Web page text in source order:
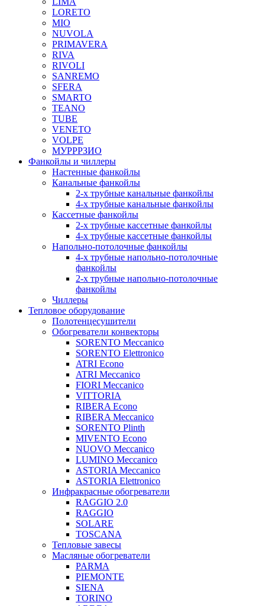
LORETO
MIO
NUVOLA
PRIMAVERA
RIVA
RIVOLI
SANREMO
SFERA
SMARTO
TEANO
TUBE
VENETO
VOLPE
МУРРРЗИО
Фанкойлы и чиллеры
Настенные фанкойлы
Канальные фанкойлы
2-х трубные канальные фанкойлы
4-х трубные канальные фанкойлы
Кассетные фанкойлы
2-х трубные кассетные фанкойлы
4-х трубные кассетные фанкойлы
Напольно-потолочные фанкойлы
4-х трубные напольно-потолочные
фанкойлы
2-х трубные напольно-потолочные
фанкойлы
Чиллеры
Тепловое оборудование
Полотенцесушители
Обогреватели конвекторы
SORENTO Meccanico
SORENTO Elettronico
ATRI Econo
ATRI Meccanico
FIORI Meccanico
VITTORIA
RIBERA Econo
RIBERA Meccanico
SORENTO Plinth
MIVENTO Econo
NUOVO Meccanico
LUMINO Meccanico
ASTORIA Meccanico
ASTORIA Elettronico
Инфракрасные обогреватели
RAGGIO 2.0
RAGGIO
SOLARE
TOSCANA
Тепловые завесы
Масляные обогреватели
PARMA
PIEMONTE
SIENA
TORINO